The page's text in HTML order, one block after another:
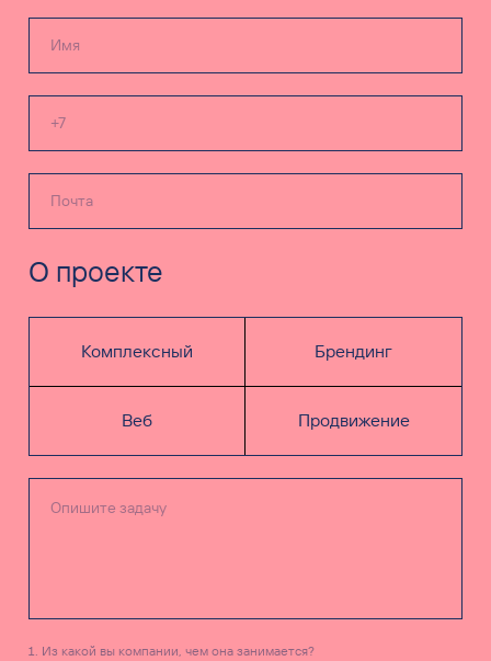
О проекте
Комплексный Брендинг
Веб Продвижение
Из какой вы компании, чем она занимается?